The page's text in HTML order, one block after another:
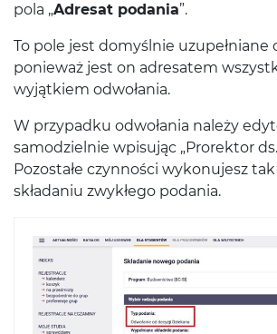
pola „Adresat podania”.
To pole jest domyślnie uzupełniane
ponieważ jest on adresatem
wyjątkiem odwołania.
W przypadku odwołania należy
samodzielnie wpisując „Prorektor
Pozostałe czynności wykonujesz
składaniu zwykłego podania.